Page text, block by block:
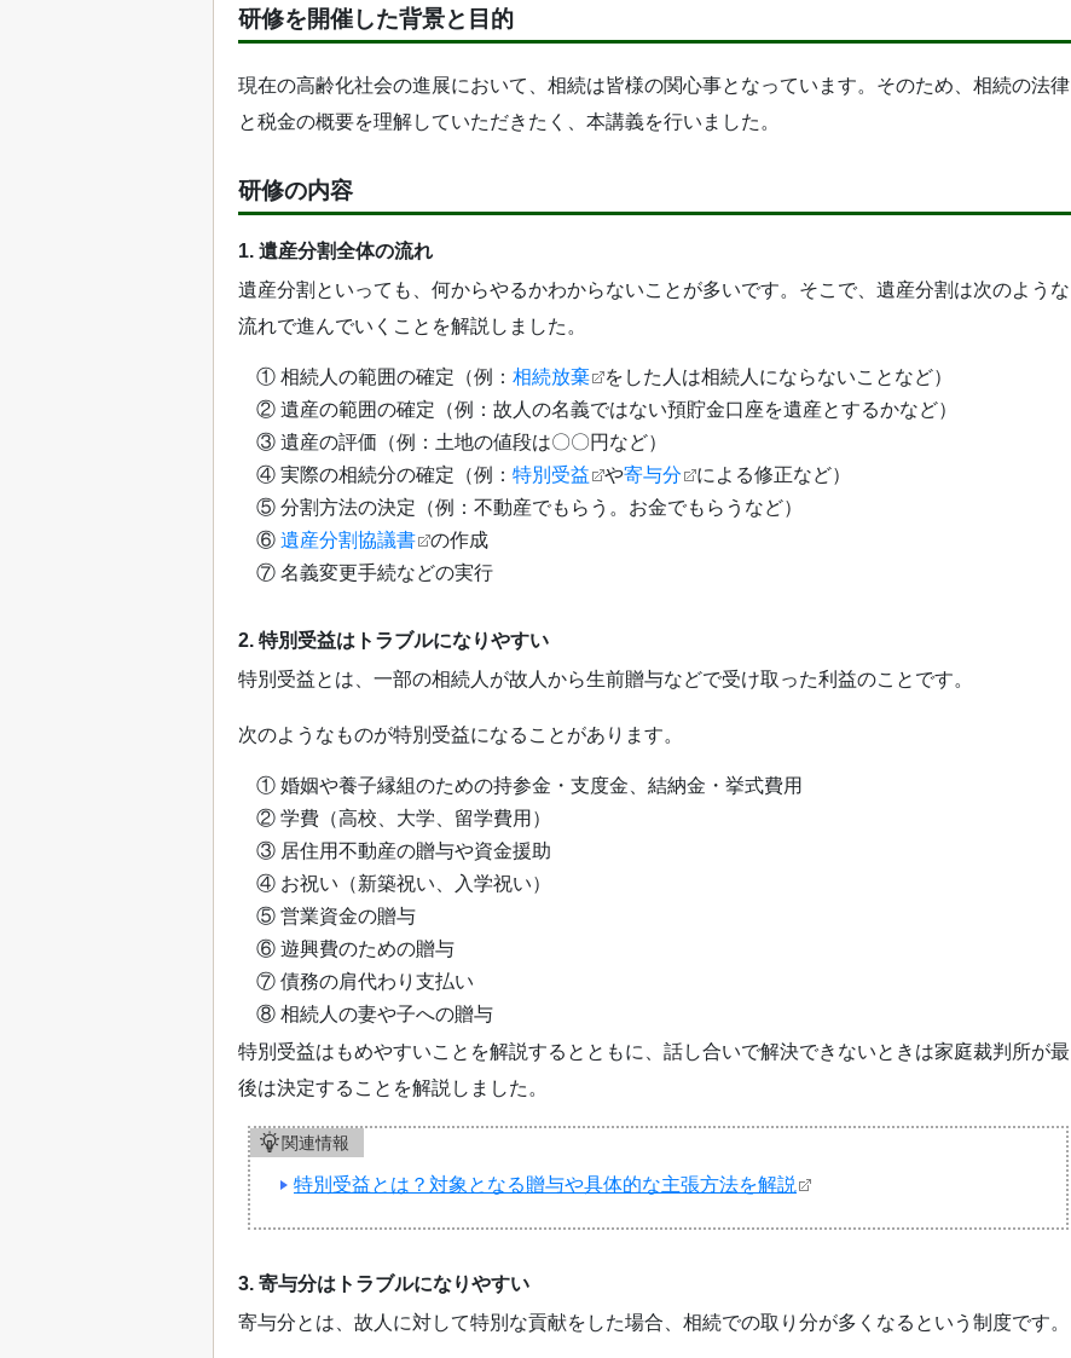
研修を開催した背景と目的
現在の高齢化社会の進展において、相続は皆様の関心事となっています。そのため、相続の法律
と税金の概要を理解していただきたく、本講義を行いました。
研修の内容
1. 遺産分割全体の流れ
遺産分割といっても、何からやるかわからないことが多いです。そこで、遺産分割は次のような
流れで進んでいくことを解説しました。
① 相続人の範囲の確定（例： 相続放棄
をした人は相続人にならないことなど）
② 遺産の範囲の確定（例：故人の名義ではない預貯金口座を遺産とするかなど）
③ 遺産の評価（例：土地の値段は〇〇円など）
④ 実際の相続分の確定（例： 特別受益 や寄与分
による修正など）
⑤ 分割方法の決定（例：不動産でもらう。お金でもらうなど）
⑥ 遺産分割協議書
の作成
⑦ 名義変更手続などの実行
2. 特別受益はトラブルになりやすい
特別受益とは、一部の相続人が故人から生前贈与などで受け取った利益のことです。
次のようなものが特別受益になることがあります。
① 婚姻や養子縁組のための持参金・支度金、結納金・挙式費用
② 学費（高校、大学、留学費用）
③ 居住用不動産の贈与や資金援助
④ お祝い（新築祝い、入学祝い）
⑤ 営業資金の贈与
⑥ 遊興費のための贈与
⑦ 債務の肩代わり支払い
⑧ 相続人の妻や子への贈与
特別受益はもめやすいことを解説するとともに、話し合いで解決できないときは家庭裁判所が最
後は決定することを解説しました。
関連情報
特別受益とは？対象となる贈与や具体的な主張方法を解説
3. 寄与分はトラブルになりやすい
寄与分とは、故人に対して特別な貢献をした場合、相続での取り分が多くなるという制度です。